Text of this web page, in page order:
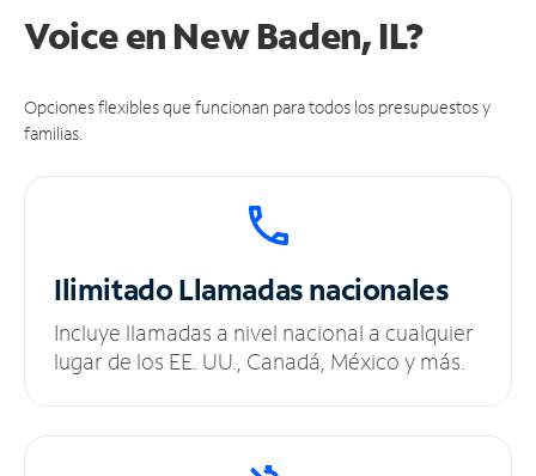
Voice en New Baden, IL?
Opciones flexibles que funcionan para todos los presupuestos y
familias.
IlimitadoLlamadas nacionales
Incluye llamadas a nivel nacional a cualquier
lugar de los EE. UU., Canadá, México y más.